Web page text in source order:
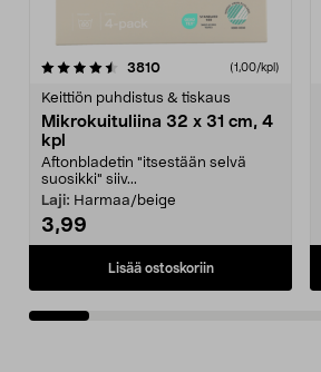
3810arvostelut (1,00/kpl)
Keittiön puhdistus & tiskaus
Mikrokuituliina 32 x 31 cm, 4
kpl
Aftonbladetin "itsestään selvä
suosikki" siiv...
Laji: Harmaa/beige
3,99
Lisää ostoskoriin
4.5viidestä